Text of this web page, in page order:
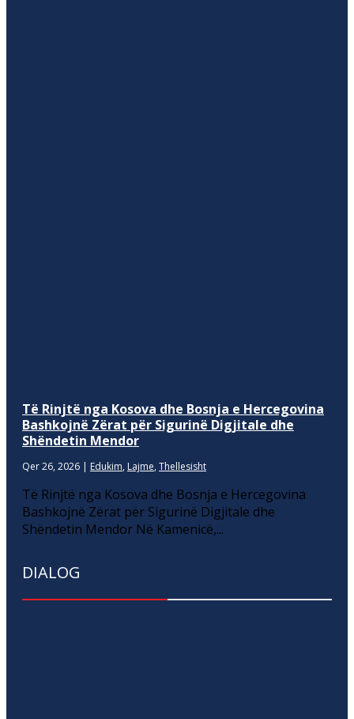
Të Rinjtë nga Kosova dhe Bosnja e Hercegovina
Bashkojnë Zërat për Sigurinë Digjitale dhe
Shëndetin Mendor
Qer 26, 2026 | Edukim, Lajme, Thellesisht
Të Rinjtë nga Kosova dhe Bosnja e Hercegovina
Bashkojnë Zërat për Sigurinë Digjitale dhe
Shëndetin Mendor Në Kamenicë,...
DIALOG